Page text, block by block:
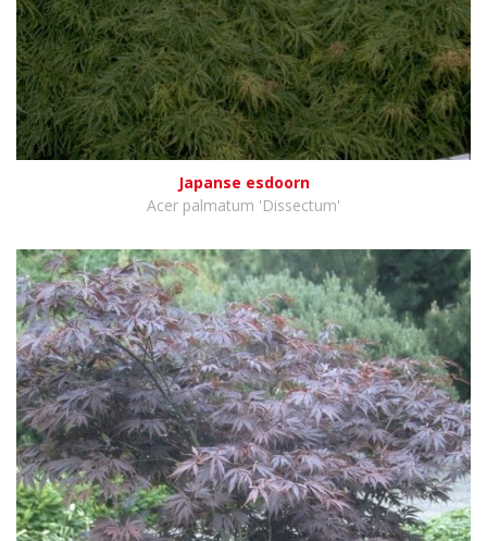
Japanse esdoorn
Acer palmatum 'Dissectum'